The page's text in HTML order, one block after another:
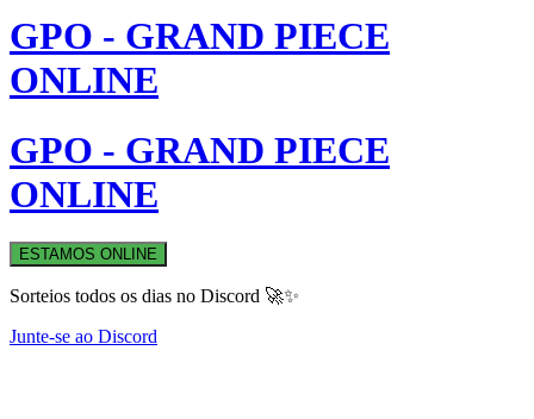
GPO - GRAND PIECE
ONLINE
GPO - GRAND PIECE
ONLINE
ESTAMOS ONLINE
Sorteios todos os dias no Discord 🚀✨
Junte-se ao Discord